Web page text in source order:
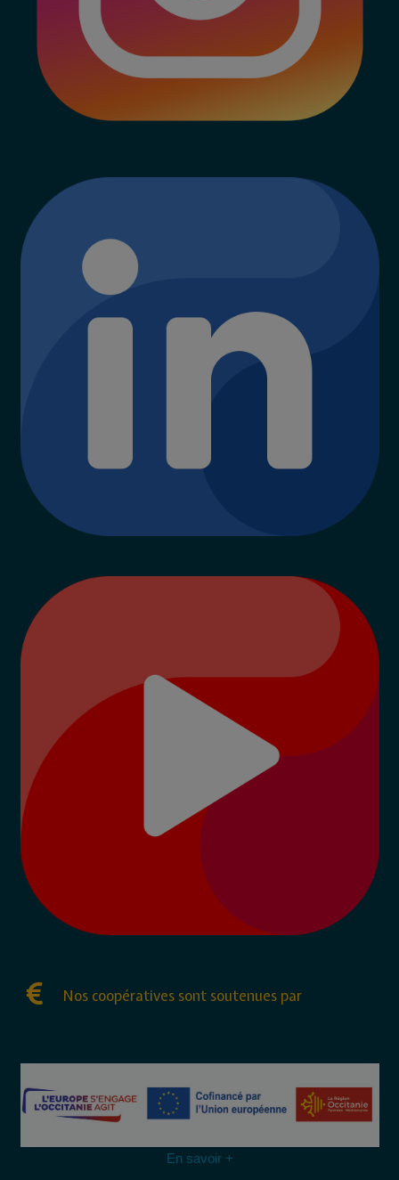
Nos coopératives sont soutenues par
En savoir +